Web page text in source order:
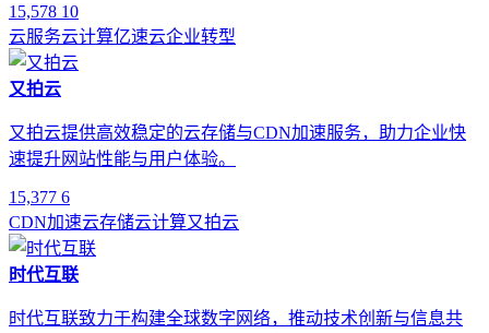
15,578 10
云服务云计算亿速云企业转型
又拍云
又拍云提供高效稳定的云存储与CDN加速服务，助力企业快
速提升网站性能与用户体验。
15,377 6
CDN加速云存储云计算又拍云
时代互联
时代互联致力于构建全球数字网络，推动技术创新与信息共